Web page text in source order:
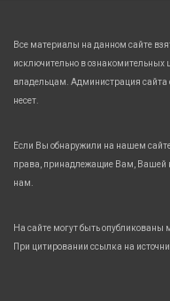
Все материалы на данном сайте
исключительно в
владельцам. Администрация сайта
несет.
Если Вы обнаружили на нашем
права, принадлежащие Вам, Вашей
нам.
На сайте могут быть опубликованы
При цитировании ссылка на